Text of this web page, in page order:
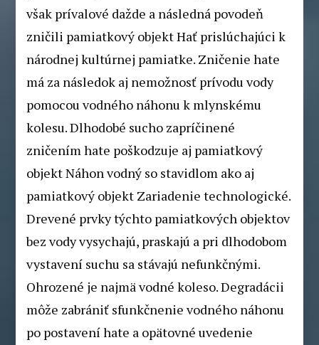
však prívalové dažde a následná povodeň
zničili pamiatkový objekt Hať prislúchajúci k
národnej kultúrnej pamiatke. Zničenie hate
má za následok aj nemožnosť prívodu vody
pomocou vodného náhonu k mlynskému
kolesu. Dlhodobé sucho zapríčinené
zničením hate poškodzuje aj pamiatkový
objekt Náhon vodný so stavidlom ako aj
pamiatkový objekt Zariadenie technologické.
Drevené prvky týchto pamiatkových objektov
bez vody vysychajú, praskajú a pri dlhodobom
vystavení suchu sa stávajú nefunkčnými.
Ohrozené je najmä vodné koleso. Degradácii
môže zabrániť sfunkčnenie vodného náhonu
po postavení hate a opätovné uvedenie